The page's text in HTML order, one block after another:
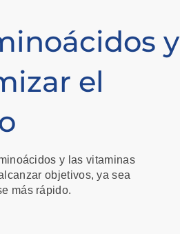
y
el
y las vitaminas
objetivos, ya sea
más rápido.